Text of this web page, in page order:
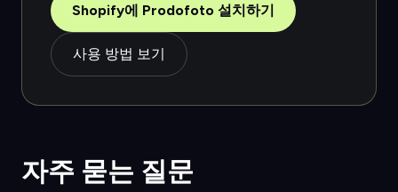
Shopify에 Prodofoto 설치하기
사용 방법 보기
자주 묻는 질문